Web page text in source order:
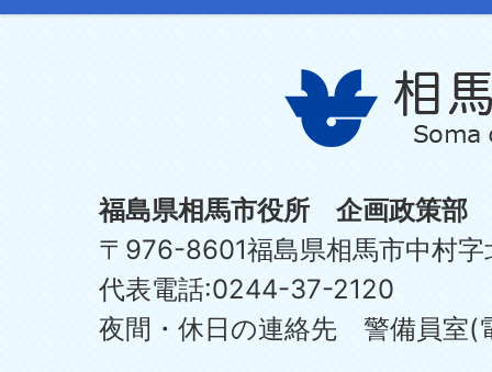
福島県相馬市役所 企画政策部
〒976-8601福島県相馬市中村
代表電話:0244-37-2120
夜間・休日の連絡先 警備員室